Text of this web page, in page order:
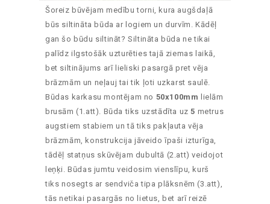
Šoreiz būvējam medību torni, kura augšdaļā
būs siltināta būda ar logiem un durvīm. Kādēļ
gan šo būdu siltināt? Siltināta būda ne tikai
palīdz ilgstošāk uzturēties tajā ziemas laikā,
bet siltinājums arī lieliski pasargā pret vēja
brāzmām un neļauj tai tik ļoti uzkarst saulē.
Būdas karkasu montējam no 50x100mm lielām
brusām (1.att). Būda tiks uzstādīta uz5 metrus
augstiem stabiem un tā tiks pakļauta vēja
brāzmām, konstrukcija jāveido īpaši izturīga,
tādēļ statņus skūvējam dubultā (2.att) veidojot
leņķi. Būdas jumtu veidosim vienslīpu, kurš
tiks nosegts ar sendviča tipa plāksnēm (3.att),
tās netikai pasargās no lietus, bet arī reizē